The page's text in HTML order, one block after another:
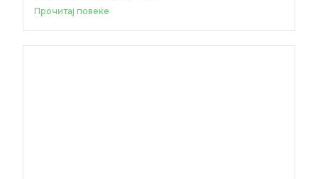
Прочитај повеќе